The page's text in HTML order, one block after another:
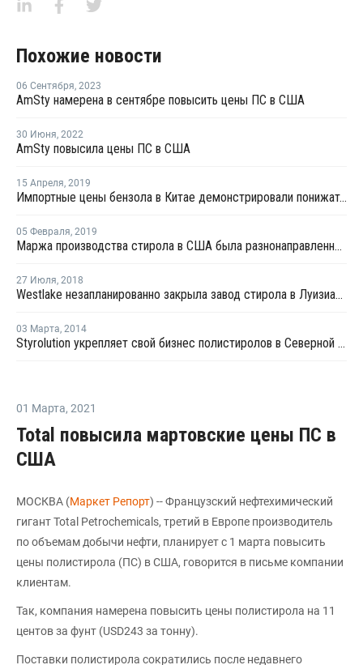
Похожие новости
06 Сентября, 2023
AmSty намерена в сентябре повысить цены ПС в США
30 Июня, 2022
AmSty повысила цены ПС в США
15 Апреля, 2019
Импортные цены бензола в Китае демонстрировали понижательный тренд на прошлой неделе
05 Февраля, 2019
Маржа производства стирола в США была разнонаправленной в январе
27 Июля, 2018
Westlake незапланированно закрыла завод стирола в Луизиане
03 Марта, 2014
Styrolution укрепляет свой бизнес полистиролов в Северной Америке
01 Марта, 2021
Total повысила мартовские цены ПС в
США
МОСКВА (Маркет Репорт) -- Французский нефтехимический
гигант Total Petrochemicals, третий в Европе производитель
по объемам добычи нефти, планирует с 1 марта повысить
цены полистирола (ПС) в США, говорится в письме компании
клиентам.
Так, компания намерена повысить цены полистирола на 11
центов за фунт (USD243 за тонну).
Поставки полистирола сократились после недавнего